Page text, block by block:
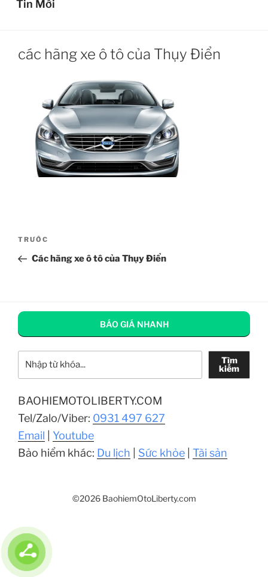
Tin Mới
các hãng xe ô tô của Thụy Điển
Điều
bài
Bài
cũ
TRƯỚC
Các hãng xe ô tô của Thụy Điển
BÁO GIÁ NHANH
Tìm
kiếm
BAOHIEMOTOLIBERTY.COM
Tel/Zalo/Viber: 0931 497 627
Email
Youtube
Bảo hiểm khác: Du lịch Sức khỏe Tài sản
©2026 BaohiemOtoLiberty.com